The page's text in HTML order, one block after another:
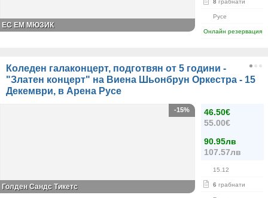
8 грабнати
Русе
Онлайн резервация
ЕС ЕМ МЮЗИК
Коледен галаконцерт, подготвян от 5 години -
"Златен концерт" на Виена Шьонбрун Оркестра - 15
Декември, в Арена Русе
46.50€
55.00€
90.95лв
107.57лв
15.12
6 грабнати
-15%
Голден Сандс Тикетс